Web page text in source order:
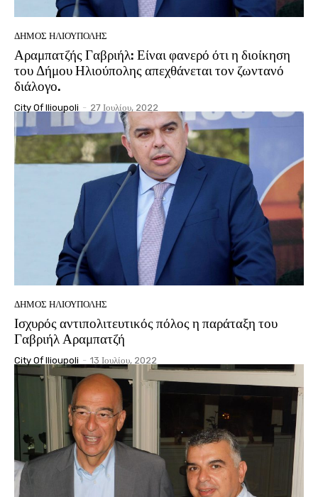
ΔΉΜΟΣ ΗΛΙΟΎΠΟΛΗΣ
Αραμπατζής Γαβριήλ: Είναι φανερό ότι η διοίκηση
του Δήμου Ηλιούπολης απεχθάνεται τον ζωντανό
διάλογο.
City Of Ilioupoli - 27 Ιουλίου, 2022
ΔΉΜΟΣ ΗΛΙΟΎΠΟΛΗΣ
Ισχυρός αντιπολιτευτικός πόλος η παράταξη του
Γαβριήλ Αραμπατζή
City Of Ilioupoli - 13 Ιουλίου, 2022